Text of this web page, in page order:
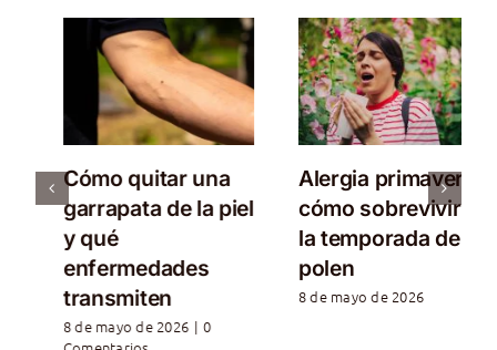
Cómo quitar una
garrapata de la piel
y qué
enfermedades
transmiten
8 de mayo de 2026 | 0
Alergia primaveral:
cómo sobrevivir a
la temporada de
polen
8 de mayo de 2026